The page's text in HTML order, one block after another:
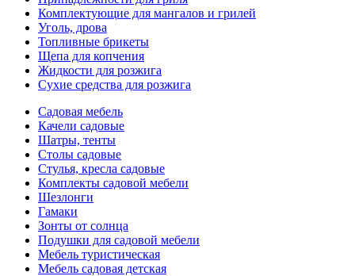
Комплектующие для мангалов и грилей
Уголь, дрова
Топливные брикеты
Щепа для копчения
Жидкости для розжига
Сухие средства для розжига
Садовая мебель
Качели садовые
Шатры, тенты
Столы садовые
Стулья, кресла садовые
Комплекты садовой мебели
Шезлонги
Гамаки
Зонты от солнца
Подушки для садовой мебели
Мебель туристическая
Мебель садовая детская